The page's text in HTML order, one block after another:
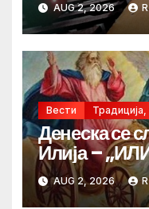
AUG 2, 2026
Вести
Денеска се
Илија –
AUG 2, 2026